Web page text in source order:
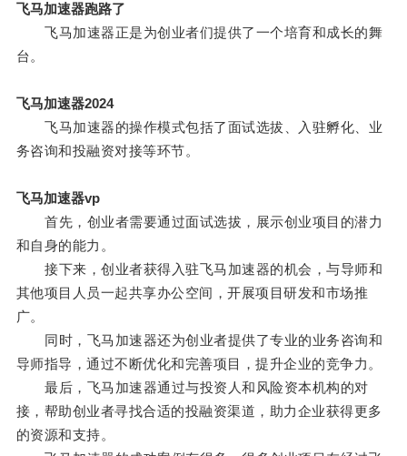
飞马加速器跑路了
飞马加速器正是为创业者们提供了一个培育和成长的舞
台。
飞马加速器2024
飞马加速器的操作模式包括了面试选拔、入驻孵化、业
务咨询和投融资对接等环节。
飞马加速器vp
首先，创业者需要通过面试选拔，展示创业项目的潜力
和自身的能力。
接下来，创业者获得入驻飞马加速器的机会，与导师和
其他项目人员一起共享办公空间，开展项目研发和市场推
广。
同时，飞马加速器还为创业者提供了专业的业务咨询和
导师指导，通过不断优化和完善项目，提升企业的竞争力。
最后，飞马加速器通过与投资人和风险资本机构的对
接，帮助创业者寻找合适的投融资渠道，助力企业获得更多
的资源和支持。